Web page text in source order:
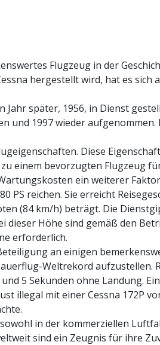
Flugzeug in der
hergestellt wird, hat es sich
Jahr später, 1956, in Dienst
1997 wieder aufgenommen.
Diese
einem bevorzugten Flugzeug
ein weiterer
PS reichen. Sie erreicht
(84 km/h) beträgt. Die
dieser Höhe sind gemäß den
erforderlich.
an einigen
Weltrekord aufzustellen.
5 Sekunden ohne Landung.
illegal mit einer Cessna 172P
in der kommerziellen
sind ein Zeugnis für ihre